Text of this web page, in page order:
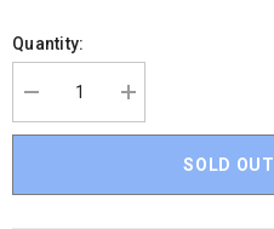
Quantity:
Decrease
quantity
for
-
Increase
quantity
for
-
SOLD OUT